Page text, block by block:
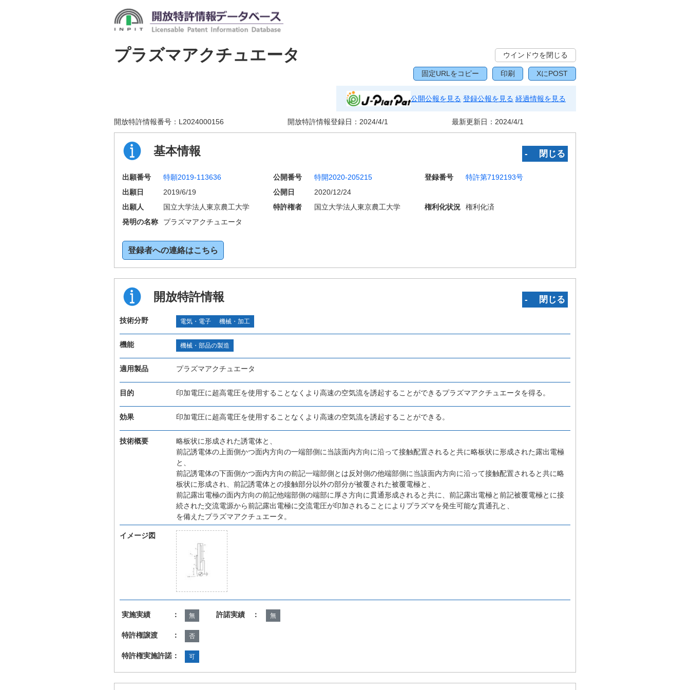
プラズマアクチュエータ ウインドウを閉じる
固定URLをコピー 印刷 XにPOST
公開公報を見る 登録公報を見る 経過情報を見る
開放特許情報番号： L2024000156 開放特許情報登録日： 2024/4/1 最新更新日： 2024/4/1
基本情報 ‐ 閉じる
出願番号 特願2019-113636 公開番号 特開2020-205215 登録番号
特許第7192193号
出願日
2019/6/19 公開日
2020/12/24
出願人
国立大学法人東京農工大学 特許権者 国立大学法人東京農工大学 権利化状況
権利化済
発明の名称
プラズマアクチュエータ
登録者への連絡はこちら
開放特許情報 ‐ 閉じる
技術分野 電気・電子 機械・加工
機能 機械・部品の製造
適用製品 プラズマアクチュエータ
目的 印加電圧に超高電圧を使用することなくより高速の空気流を誘起することができるプラズマアクチュエータを得る。
効果 印加電圧に超高電圧を使用することなくより高速の空気流を誘起することができる。
技術概要
略板状に形成された誘電体と、
前記誘電体の上面側かつ面内方向の一端部側に当該面内方向に沿って接触配置されると共に略板状に形成された露出電極
と、
前記誘電体の下面側かつ面内方向の前記一端部側とは反対側の他端部側に当該面内方向に沿って接触配置されると共に略
板状に形成され、前記誘電体との接触部分以外の部分が被覆された被覆電極と、
前記露出電極の面内方向の前記他端部側の端部に厚さ方向に貫通形成されると共に、前記露出電極と前記被覆電極とに接
続された交流電源から前記露出電極に交流電圧が印加されることによりプラズマを発生可能な貫通孔と、
を備えたプラズマアクチュエータ。
イメージ図
実施実績 ： 無 許諾実績 ： 無
特許権譲渡 ： 否
特許権実施許諾： 可